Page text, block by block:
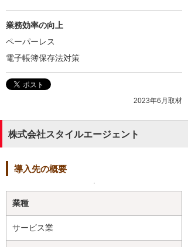
業務効率の向上
ペーパーレス
電子帳簿保存法対策
2023年6月取材
株式会社スタイルエージェント
導入先の概要
業種
サービス業